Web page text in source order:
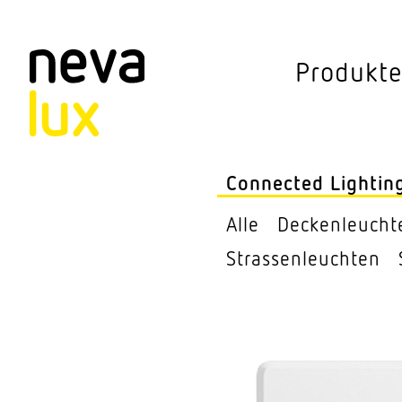
Produkte
Decken­leuchten
Connected
Alle
Stras­sen­leuchten